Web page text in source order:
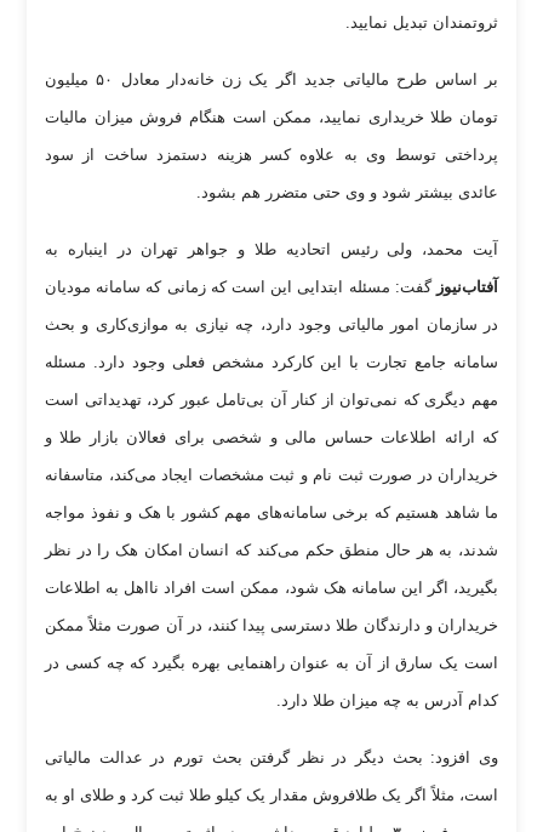
ثروتمندان تبدیل نمایید.
بر اساس طرح مالیاتی جدید اگر یک زن خانه‌دار معادل ۵۰ میلیون
تومان طلا خریداری نمایید، ممکن است هنگام فروش میزان مالیات
پرداختی توسط وی به علاوه کسر هزینه دستمزد ساخت از سود
عائدی بیشتر شود و وی حتی متضرر هم بشود.
آیت محمد، ولی رئیس اتحادیه طلا و جواهر تهران در اینباره به
آفتاب‌نیوزگفت: مسئله ابتدایی این است که زمانی که سامانه مودیان
در سازمان امور مالیاتی وجود دارد، چه نیازی به موازی‌کاری و بحث
سامانه جامع تجارت با این کارکرد مشخص فعلی وجود دارد. مسئله
مهم دیگری که نمی‌توان از کنار آن بی‌تامل عبور کرد، تهدیداتی است
که ارائه اطلاعات حساس مالی و شخصی برای فعالان بازار طلا و
خریداران در صورت ثبت نام و ثبت مشخصات ایجاد می‌کند، متاسفانه
ما شاهد هستیم که برخی سامانه‌های مهم کشور با هک و نفوذ مواجه
شدند، به هر حال منطق حکم می‌کند که انسان امکان هک را در نظر
بگیرید، اگر این سامانه هک شود، ممکن است افراد نااهل به اطلاعات
خریداران و دارندگان طلا دسترسی پیدا کنند، در آن صورت مثلاً ممکن
است یک سارق از آن به عنوان راهنمایی بهره بگیرد که چه کسی در
کدام آدرس به چه میزان طلا دارد.
وی افزود: بحث دیگر در نظر گرفتن بحث تورم در عدالت مالیاتی
است، مثلاً اگر یک طلافروش مقدار یک کیلو طلا ثبت کرد و طلای او به